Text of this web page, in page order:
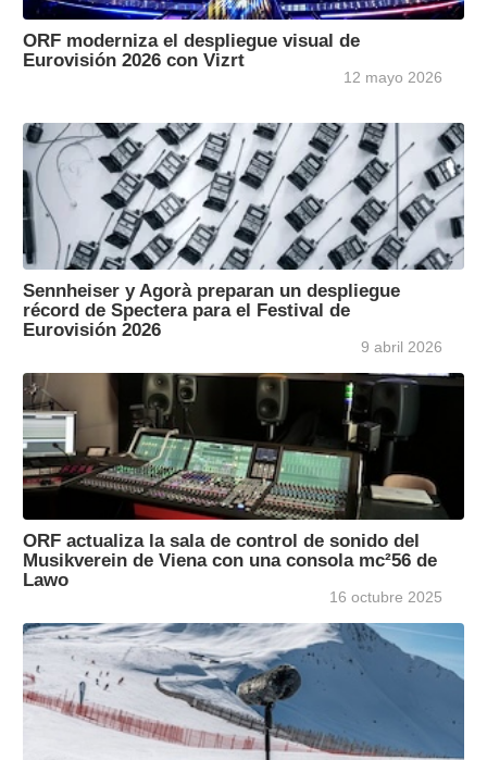
ORF moderniza el despliegue visual de
Eurovisión 2026 con Vizrt
12 mayo 2026
Sennheiser y Agorà preparan un despliegue
récord de Spectera para el Festival de
Eurovisión 2026
9 abril 2026
ORF actualiza la sala de control de sonido del
Musikverein de Viena con una consola mc²56 de
Lawo
16 octubre 2025